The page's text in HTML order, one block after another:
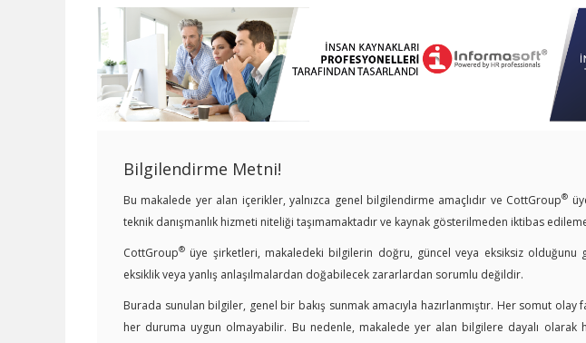
Bilgilendirme Metni!
Bu makalede yer alan içerikler, yalnızca genel bilgilendirme amaçlıdır ve CottGroup®
teknik danışmanlık hizmeti niteliği taşımamaktadır ve kaynak gösterilmeden iktibas
CottGroup® üye şirketleri, makaledeki bilgilerin doğru, güncel veya eksiksiz
eksiklik veya yanlış anlaşılmalardan doğabilecek zararlardan sorumlu değildir.
Burada sunulan bilgiler, genel bir bakış sunmak amacıyla hazırlanmıştır. Her somut
her duruma uygun olmayabilir. Bu nedenle, makalede yer alan bilgilere dayalı